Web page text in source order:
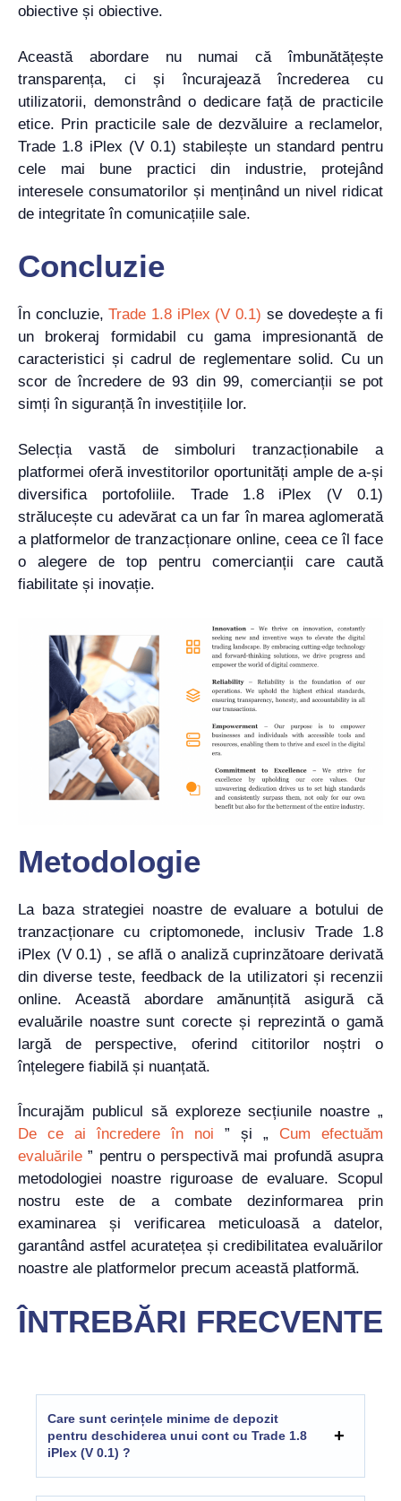
obiective și obiective.
Această abordare nu numai că îmbunătățește
transparența, ci și încurajează încrederea cu
utilizatorii, demonstrând o dedicare față de practicile
etice. Prin practicile sale de dezvăluire a reclamelor,
Trade 1.8 iPlex (V 0.1) stabilește un standard pentru
cele mai bune practici din industrie, protejând
interesele consumatorilor și menținând un nivel ridicat
de integritate în comunicațiile sale.
Concluzie
În concluzie, Trade 1.8 iPlex (V 0.1) se dovedește a fi
un brokeraj formidabil cu gama impresionantă de
caracteristici și cadrul de reglementare solid. Cu un
scor de încredere de 93 din 99, comercianții se pot
simți în siguranță în investițiile lor.
Selecția vastă de simboluri tranzacționabile a
platformei oferă investitorilor oportunități ample de a-și
diversifica portofoliile. Trade 1.8 iPlex (V 0.1)
strălucește cu adevărat ca un far în marea aglomerată
a platformelor de tranzacționare online, ceea ce îl face
o alegere de top pentru comercianții care caută
fiabilitate și inovație.
Metodologie
La baza strategiei noastre de evaluare a botului de
tranzacționare cu criptomonede, inclusiv Trade 1.8
iPlex (V 0.1) , se află o analiză cuprinzătoare derivată
din diverse teste, feedback de la utilizatori și recenzii
online. Această abordare amănunțită asigură că
evaluările noastre sunt corecte și reprezintă o gamă
largă de perspective, oferind cititorilor noștri o
înțelegere fiabilă și nuanțată.
Încurajăm publicul să exploreze secțiunile noastre „
De ce ai încredere în noi ” și „ Cum efectuăm
evaluările ” pentru o perspectivă mai profundă asupra
metodologiei noastre riguroase de evaluare. Scopul
nostru este de a combate dezinformarea prin
examinarea și verificarea meticuloasă a datelor,
garantând astfel acuratețea și credibilitatea evaluărilor
noastre ale platformelor precum această platformă.
ÎNTREBĂRI FRECVENTE
Care sunt cerințele minime de depozit
pentru deschiderea unui cont cu Trade 1.8
iPlex (V 0.1) ?